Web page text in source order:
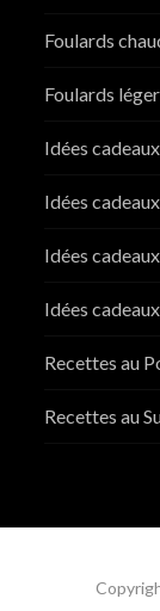
Foulards
Foulards
Idées
Idées
Idées
Idées
Recettes au
Recettes au